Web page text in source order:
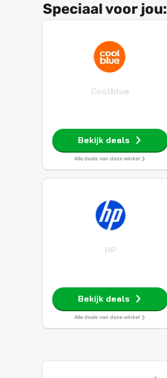
Speciaal voor jou:
Coolblue
Bekijk deals
Alle deals van deze winkel
HP
Bekijk deals
Alle deals van deze winkel